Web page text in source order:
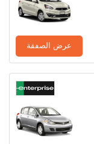
عرض الصفقة